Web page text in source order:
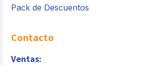
Pack de Descuentos
Contacto
Ventas: